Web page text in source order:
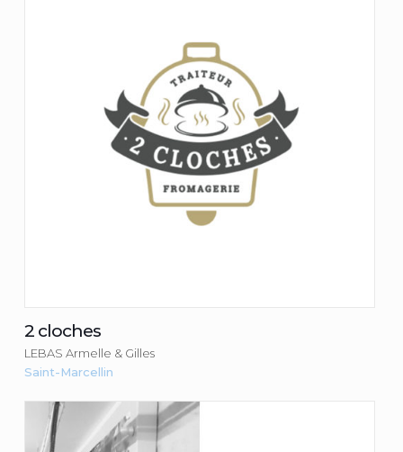
Consulter la fiche du commerçant
2 cloches
LEBAS Armelle & Gilles
Saint-Marcellin
Boucherie Farkhana